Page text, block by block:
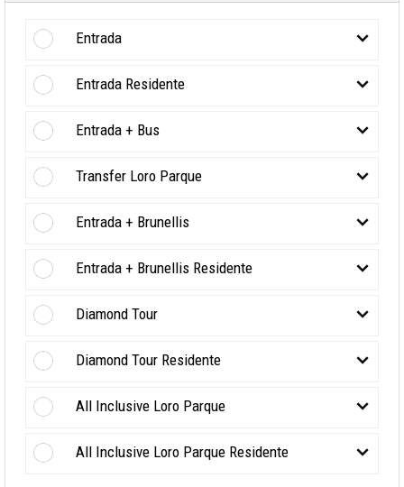
Entrada
Entrada Residente
Entrada + Bus
Transfer Loro Parque
Entrada + Brunellis
Entrada + Brunellis Residente
Diamond Tour
Diamond Tour Residente
All Inclusive Loro Parque
All Inclusive Loro Parque Residente